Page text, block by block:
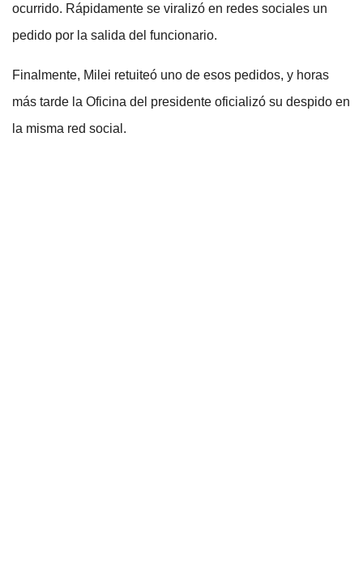
ocurrido. Rápidamente se viralizó en redes sociales un
pedido por la salida del funcionario.
Finalmente, Milei retuiteó uno de esos pedidos, y horas
más tarde la Oficina del presidente oficializó su despido en
la misma red social.